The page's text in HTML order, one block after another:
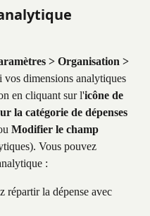
> Organisation >
vos dimensions analytiques
en cliquant sur l'icône de
la catégorie de dépenses
Modifier le champ
Vous pouvez
:
répartir la dépense avec